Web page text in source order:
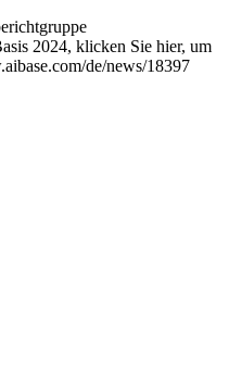
2024, klicken Sie hier, um
de/news/18397